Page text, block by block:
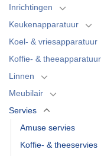
Inrichtingen
Keukenapparatuur
Koel- & vriesapparatuur
Koffie- & theeapparatuur
Linnen
Meubilair
Servies
Amuse servies
Koffie- & theeservies